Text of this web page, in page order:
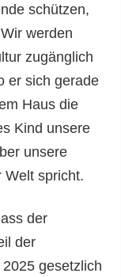
schützen,
werden
zugänglich
er sich gerade
Haus die
Kind unsere
unsere
Welt spricht.
der
der
gesetzlich